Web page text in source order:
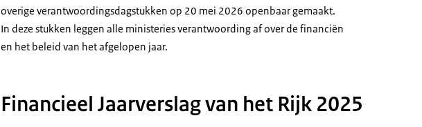
overige verantwoordingsdagstukken op 20 mei 2026 openbaar gemaakt.
In deze stukken leggen alle ministeries verantwoording af over de financiën
en het beleid van het afgelopen jaar.
Financieel Jaarverslag van het Rijk 2025